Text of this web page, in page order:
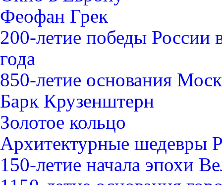
Феофан Грек
200-летие победы России
года
850-летие основания
Барк Крузенштерн
Золотое кольцо
Архитектурные шедевры
150-летие начала эпохи